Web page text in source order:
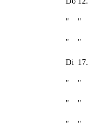
" "
" "
Di 17.
" "
" "
" "